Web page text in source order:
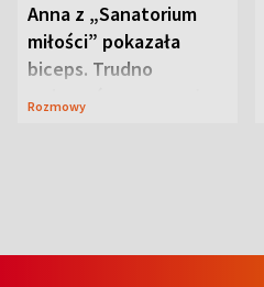
Anna z „Sanatorium
miłości” pokazała
biceps. Trudno
uwierzyć, co przeszła
Rozmowy